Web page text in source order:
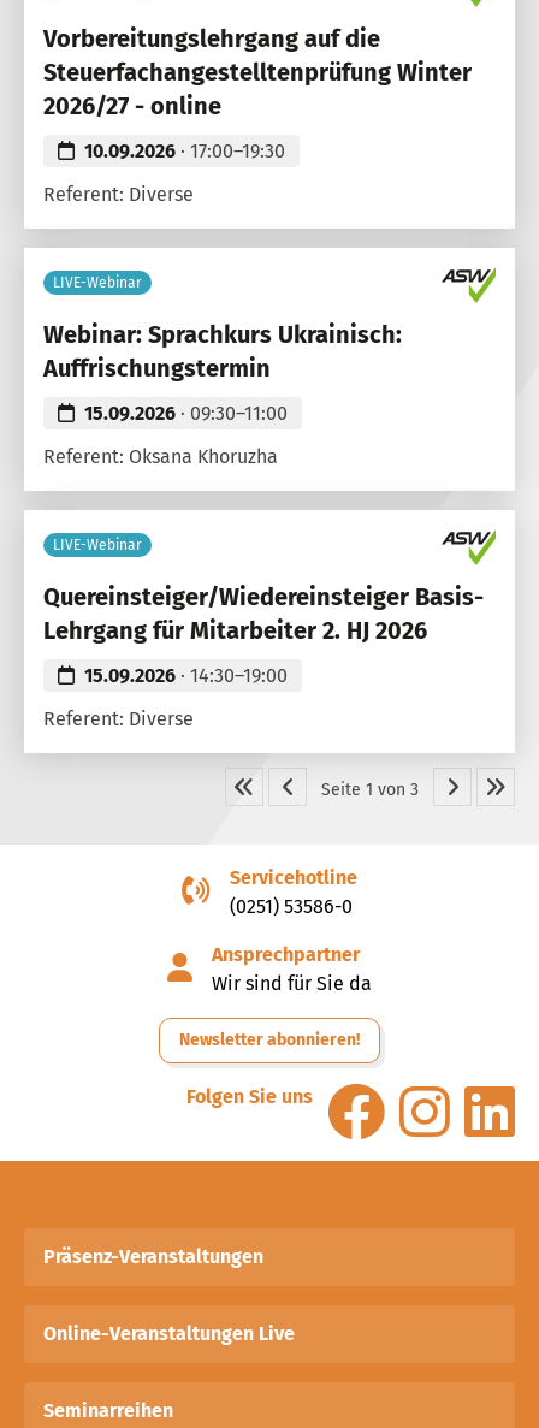
Vorbereitungslehrgang auf die
Steuerfachangestelltenprüfung Winter
2026/27 - online
10.09.2026 · 17:00–19:30
Referent: Diverse
LIVE-Webinar
Webinar: Sprachkurs Ukrainisch:
Auffrischungstermin
15.09.2026 · 09:30–11:00
Referent: Oksana Khoruzha
LIVE-Webinar
Quereinsteiger/Wiedereinsteiger Basis-
Lehrgang für Mitarbeiter 2. HJ 2026
15.09.2026 · 14:30–19:00
Referent: Diverse
Seite 1 von 3
Servicehotline
(0251) 53586-0
Ansprechpartner
Wir sind für Sie da
Newsletter abonnieren!
Folgen Sie uns
Präsenz-Veranstaltungen
Online-Veranstaltungen Live
Seminarreihen